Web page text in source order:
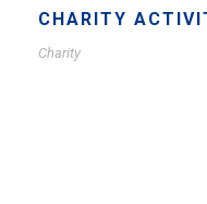
CHARITY
Charity